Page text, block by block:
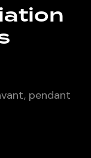
pendant